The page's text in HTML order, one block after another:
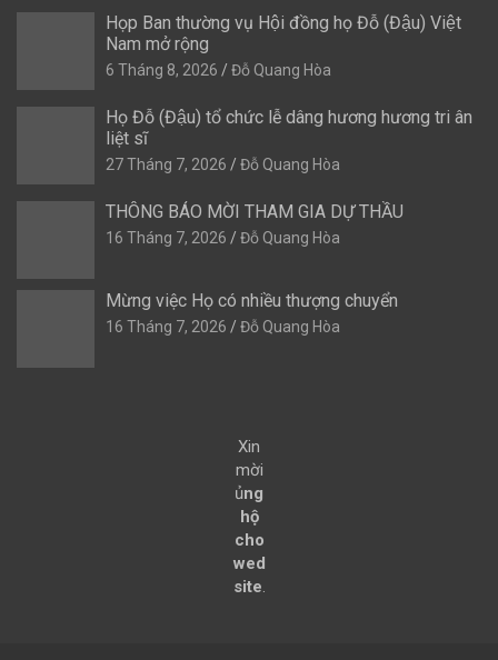
Họp Ban thường vụ Hội đồng họ Đỗ (Đậu) Việt
Nam mở rộng
6 Tháng 8, 2026 Đỗ Quang Hòa
Họ Đỗ (Đậu) tổ chức lễ dâng hương hương tri ân
liệt sĩ
27 Tháng 7, 2026 Đỗ Quang Hòa
THÔNG BÁO MỜI THAM GIA DỰ THẦU
16 Tháng 7, 2026 Đỗ Quang Hòa
Mừng việc Họ có nhiều thượng chuyển
16 Tháng 7, 2026 Đỗ Quang Hòa
Xin
mời
ủng
hộ
cho
wed
site.